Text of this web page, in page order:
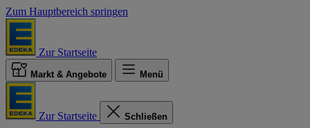
Zum Hauptbereich springen
Zur Startseite
Markt & Angebote Menü
Zur Startseite Schließen